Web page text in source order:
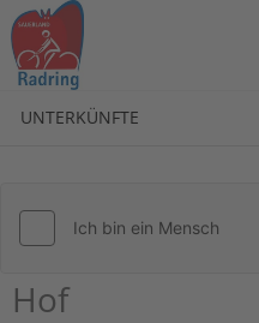
UNTERKÜNFTE
Kontakt zu
Hof